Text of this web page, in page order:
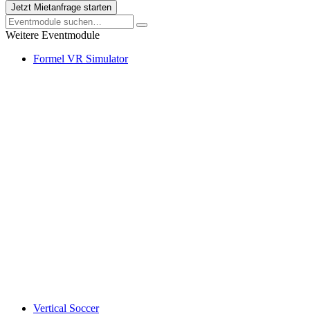
Jetzt Mietanfrage starten
Weitere Eventmodule
Formel VR Simulator
Vertical Soccer